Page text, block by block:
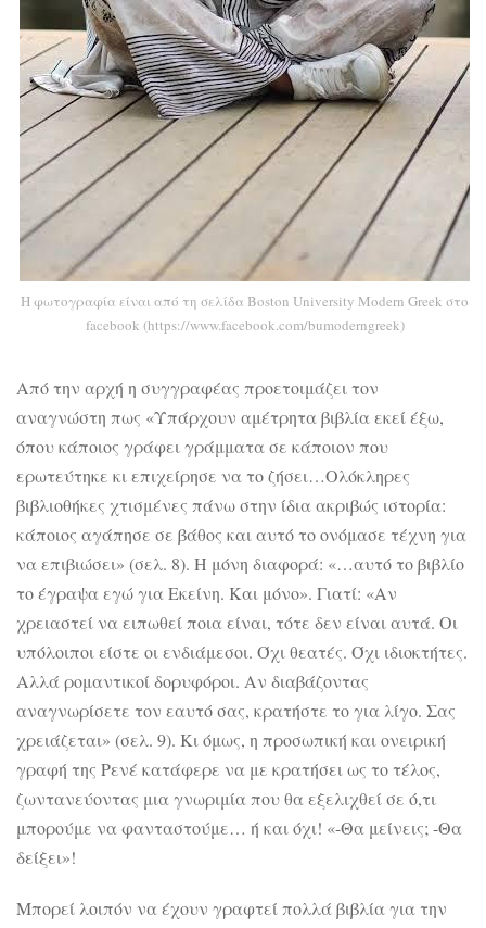
Η φωτογραφία είναι από τη σελίδα Boston University Modern Greek στο
facebook (https://www.facebook.com/bumoderngreek)
Από την αρχή η συγγραφέας προετοιμάζει τον
αναγνώστη πως «Υπάρχουν αμέτρητα βιβλία εκεί έξω,
όπου κάποιος γράφει γράμματα σε κάποιον που
ερωτεύτηκε κι επιχείρησε να το ζήσει…Ολόκληρες
βιβλιοθήκες χτισμένες πάνω στην ίδια ακριβώς ιστορία:
κάποιος αγάπησε σε βάθος και αυτό το ονόμασε τέχνη για
να επιβιώσει» (σελ. 8). Η μόνη διαφορά: «…αυτό το βιβλίο
το έγραψα εγώ για Εκείνη. Και μόνο». Γιατί: «Αν
χρειαστεί να ειπωθεί ποια είναι, τότε δεν είναι αυτά. Οι
υπόλοιποι είστε οι ενδιάμεσοι. Όχι θεατές. Όχι ιδιοκτήτες.
Αλλά ρομαντικοί δορυφόροι. Αν διαβάζοντας
αναγνωρίσετε τον εαυτό σας, κρατήστε το για λίγο. Σας
χρειάζεται» (σελ. 9). Κι όμως, η προσωπική και ονειρική
γραφή της Ρενέ κατάφερε να με κρατήσει ως το τέλος,
ζωντανεύοντας μια γνωριμία που θα εξελιχθεί σε ό,τι
μπορούμε να φανταστούμε… ή και όχι! «-Θα μείνεις; -Θα
δείξει»!
Μπορεί λοιπόν να έχουν γραφτεί πολλά βιβλία για την